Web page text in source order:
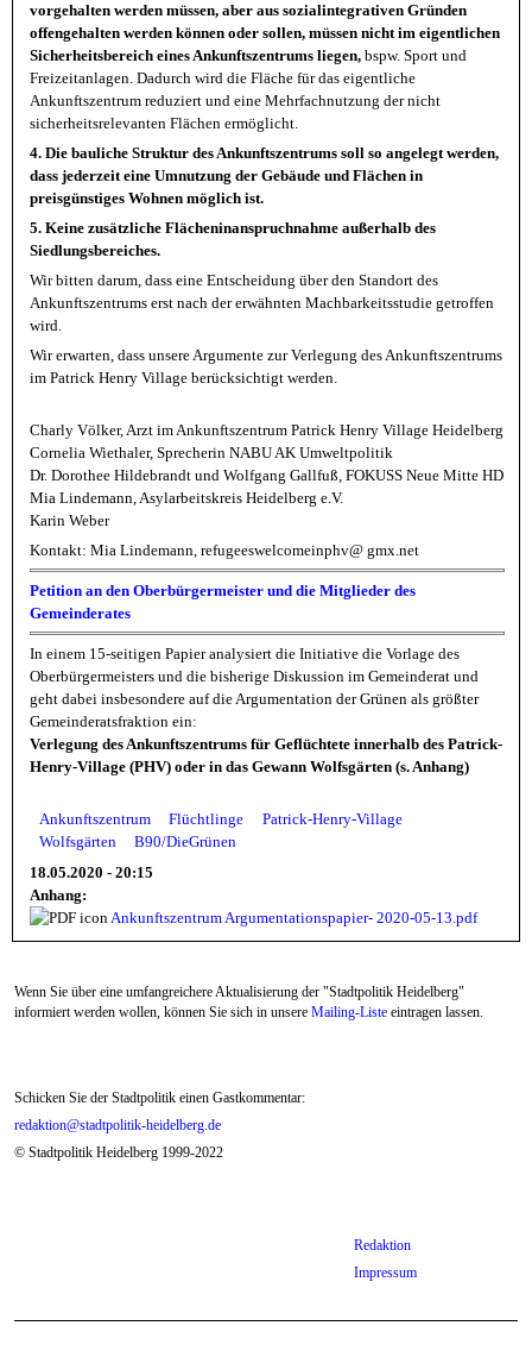
vorgehalten werden müssen, aber aus sozialintegrativen Gründen
offengehalten werden können oder sollen, müssen nicht im eigentlichen
Sicherheitsbereich eines Ankunftszentrums liegen, bspw. Sport und
Freizeitanlagen. Dadurch wird die Fläche für das eigentliche
Ankunftszentrum reduziert und eine Mehrfachnutzung der nicht
sicherheitsrelevanten Flächen ermöglicht.
4. Die bauliche Struktur des Ankunftszentrums soll so angelegt werden,
dass jederzeit eine Umnutzung der Gebäude und Flächen in
preisgünstiges Wohnen möglich ist.
5. Keine zusätzliche Flächeninanspruchnahme außerhalb des
Siedlungsbereiches.
Wir bitten darum, dass eine Entscheidung über den Standort des
Ankunftszentrums erst nach der erwähnten Machbarkeitsstudie getroffen
wird.
Wir erwarten, dass unsere Argumente zur Verlegung des Ankunftszentrums
im Patrick Henry Village berücksichtigt werden.
Charly Völker, Arzt im Ankunftszentrum Patrick Henry Village Heidelberg
Cornelia Wiethaler, Sprecherin NABU AK Umweltpolitik
Dr. Dorothee Hildebrandt und Wolfgang Gallfuß, FOKUSS Neue Mitte HD
Mia Lindemann, Asylarbeitskreis Heidelberg e.V.
Karin Weber
Kontakt: Mia Lindemann, refugeeswelcomeinphv@ gmx.net
Petition an den Oberbürgermeister und die Mitglieder des
Gemeinderates
In einem 15-seitigen Papier analysiert die Initiative die Vorlage des
Oberbürgermeisters und die bisherige Diskussion im Gemeinderat und
geht dabei insbesondere auf die Argumentation der Grünen als größter
Gemeinderatsfraktion ein:
Verlegung des Ankunftszentrums für Geflüchtete innerhalb des Patrick-
Henry-Village (PHV) oder in das Gewann Wolfsgärten (s. Anhang)
Ankunftszentrum Flüchtlinge
Patrick-Henry-Village
Wolfsgärten
B90/DieGrünen
18.05.2020 - 20:15
Anhang:
Ankunftszentrum Argumentationspapier- 2020-05-13.pdf
Wenn Sie über eine umfangreichere Aktualisierung der "Stadtpolitik Heidelberg"
informiert werden wollen, können Sie sich in unsere Mailing-Liste eintragen lassen.
Schicken Sie der Stadtpolitik einen Gastkommentar:
redaktion@stadtpolitik-heidelberg.de
© Stadtpolitik Heidelberg 1999-2022
Redaktion
Impressum